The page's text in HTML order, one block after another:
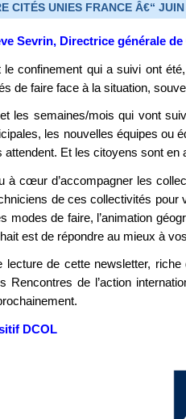
CITÉS UNIES FRANCE Â€“
Sevrin, Directrice générale
confinement qui a suivi ont
de faire face à la situation,
les semaines/mois qui vont
les nouvelles équipes ou
Et les citoyens sont
à cœur d’accompagner les
de ces collectivités
modes de faire, l’animation
est de répondre au mieux à
lecture de cette newsletter,
Rencontres de l’action
DCOL